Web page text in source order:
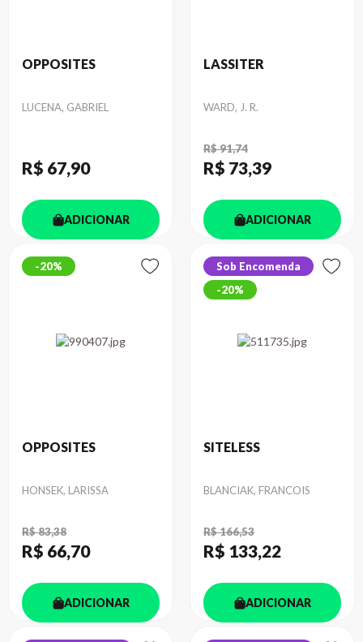
OPPOSITES
Autor
LUCENA, GABRIEL
R$ 67,90
ADICIONAR
LASSITER
Autor
WARD, J. R.
R$ 91,74
R$ 73,39
ADICIONAR
20%
OPPOSITES
Autor
HONSEK, LARISSA
R$ 83,38
R$ 66,70
ADICIONAR
Sob Encomenda
20%
SITELESS
Autor
BLANCIAK, FRANCOIS
R$ 166,53
R$ 133,22
ADICIONAR